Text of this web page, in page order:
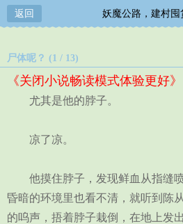
返回 妖魔公路，建村囤
尸体呢？ (1 / 13)
《关闭小说畅读模式体验更好》
尤其是他的脖子。
凉了凉。
他摸住脖子，发现鲜血从指缝喷
昏暗的环境里也看不清，就听到陈
的呜声，捂着脖子栽倒，在地上发